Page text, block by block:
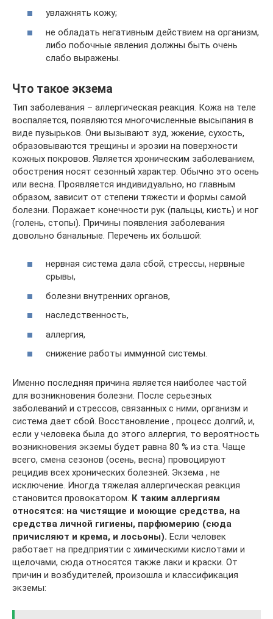
увлажнять кожу;
не обладать негативным действием на организм,
либо побочные явления должны быть очень
слабо выражены.
Что такое экзема
Тип заболевания – аллергическая реакция. Кожа на теле
воспаляется, появляются многочисленные высыпания в
виде пузырьков. Они вызывают зуд, жжение, сухость,
образовываются трещины и эрозии на поверхности
кожных покровов. Является хроническим заболеванием,
обострения носят сезонный характер. Обычно это осень
или весна. Проявляется индивидуально, но главным
образом, зависит от степени тяжести и формы самой
болезни. Поражает конечности рук (пальцы, кисть) и ног
(голень, стопы). Причины появления заболевания
довольно банальные. Перечень их большой:
нервная система дала сбой, стрессы, нервные
срывы,
болезни внутренних органов,
наследственность,
аллергия,
снижение работы иммунной системы.
Именно последняя причина является наиболее частой
для возникновения болезни. После серьезных
заболеваний и стрессов, связанных с ними, организм и
система дает сбой. Восстановление , процесс долгий, и,
если у человека была до этого аллергия, то вероятность
возникновения экземы будет равна 80 % из ста. Чаще
всего, смена сезонов (осень, весна) провоцируют
рецидив всех хронических болезней. Экзема , не
исключение. Иногда тяжелая аллергическая реакция
становится провокатором. К таким аллергиям
относятся: на чистящие и моющие средства, на
средства личной гигиены, парфюмерию (сюда
причисляют и крема, и лосьоны). Если человек
работает на предприятии с химическими кислотами и
щелочами, сюда относятся также лаки и краски. От
причин и возбудителей, произошла и классификация
экземы: